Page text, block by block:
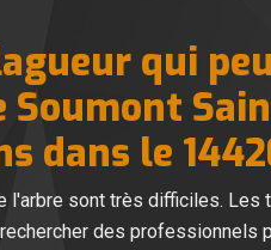
qui
dans le
sont très difficiles. Les
des professionnels